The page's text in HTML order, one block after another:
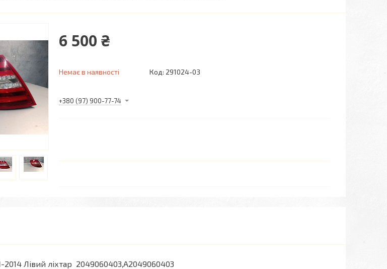
6 500 ₴
Немає в наявності Код: 291024-03
+380 (97) 900-77-74
2014 Лівий ліхтар 2049060403,A2049060403